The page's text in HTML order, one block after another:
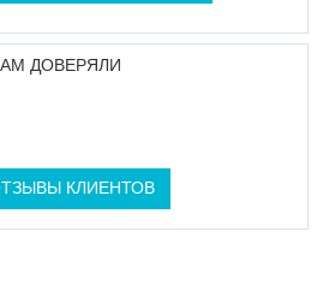
ДОВЕРЯЛИ
КЛИЕНТОВ